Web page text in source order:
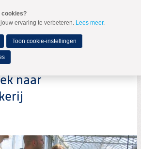
MENU
naar
cookies?
ervaring te verbeteren. Lees meer.
Toon cookie-instellingen